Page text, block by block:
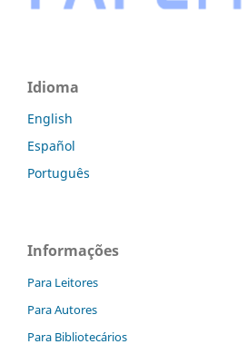
Idioma
English
Español
Português
Informações
Para Leitores
Para Autores
Para Bibliotecários